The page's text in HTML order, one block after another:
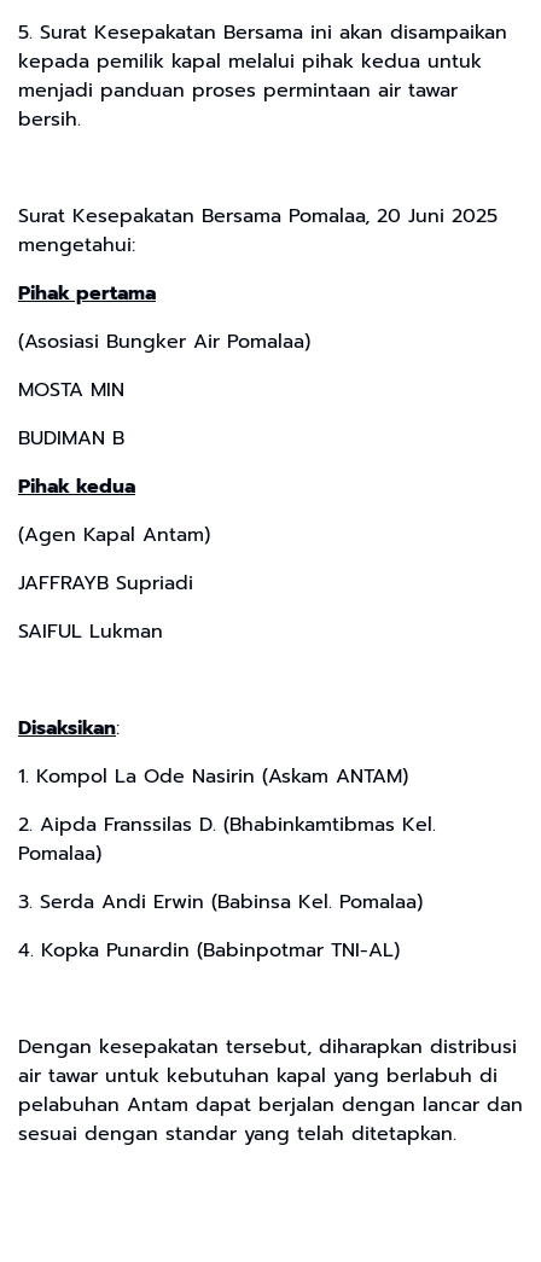
5. Surat Kesepakatan Bersama ini akan disampaikan
kepada pemilik kapal melalui pihak kedua untuk
menjadi panduan proses permintaan air tawar
bersih.
Surat Kesepakatan Bersama Pomalaa, 20 Juni 2025
mengetahui:
Pihak pertama
(Asosiasi Bungker Air Pomalaa)
MOSTA MIN
BUDIMAN B
Pihak kedua
(Agen Kapal Antam)
JAFFRAYB Supriadi
SAIFUL Lukman
Disaksikan:
1. Kompol La Ode Nasirin (Askam ANTAM)
2. Aipda Franssilas D. (Bhabinkamtibmas Kel.
Pomalaa)
3. Serda Andi Erwin (Babinsa Kel. Pomalaa)
4. Kopka Punardin (Babinpotmar TNI-AL)
Dengan kesepakatan tersebut, diharapkan distribusi
air tawar untuk kebutuhan kapal yang berlabuh di
pelabuhan Antam dapat berjalan dengan lancar dan
sesuai dengan standar yang telah ditetapkan.